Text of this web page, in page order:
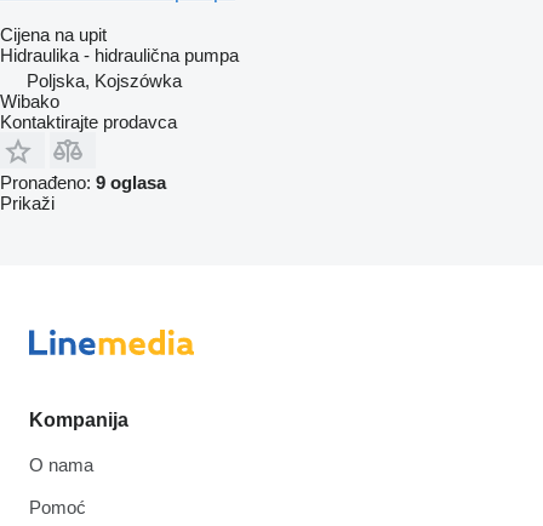
Cijena na upit
Hidraulika - hidraulična pumpa
Poljska, Kojszówka
Wibako
Kontaktirajte prodavca
Pronađeno: 9 oglasa
Prikaži
Kompanija
O nama
Pomoć